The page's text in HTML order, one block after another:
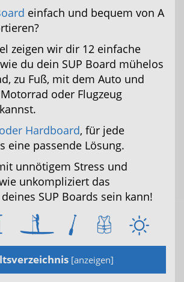
einfach und bequem von A
zeigen wir dir 12 einfache
du dein SUP Board mühelos
zu Fuß, mit dem Auto und
oder Flugzeug
Hardboard, für jede
eine passende Lösung.
unnötigem Stress und
unkompliziert das
SUP Boards sein kann!
[anzeigen]
Angebote ansehen